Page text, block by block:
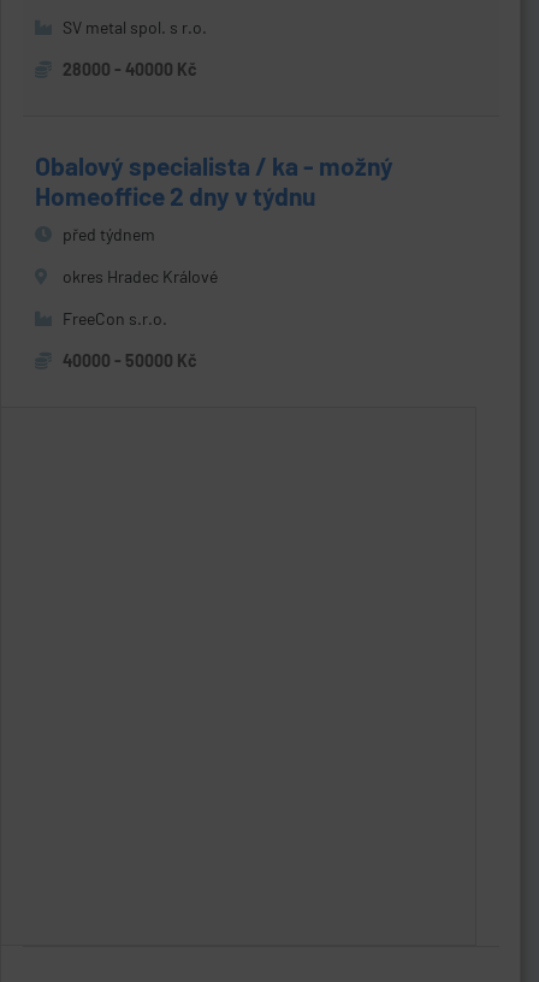
SV metal spol. s r.o.
28000 - 40000 Kč
Obalový specialista / ka - možný
Homeoffice 2 dny v týdnu
před týdnem
okres Hradec Králové
FreeCon s.r.o.
40000 - 50000 Kč